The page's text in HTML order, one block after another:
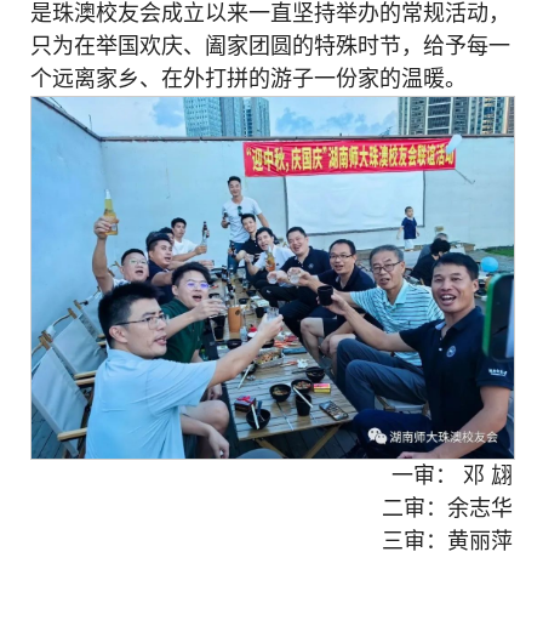
是珠澳校友会成立以来一直坚持举办的常规活动，
只为在举国欢庆、阖家团圆的特殊时节，给予每一
个远离家乡、在外打拼的游子一份家的温暖。
一审： 邓 翃
二审：余志华
三审：黄丽萍